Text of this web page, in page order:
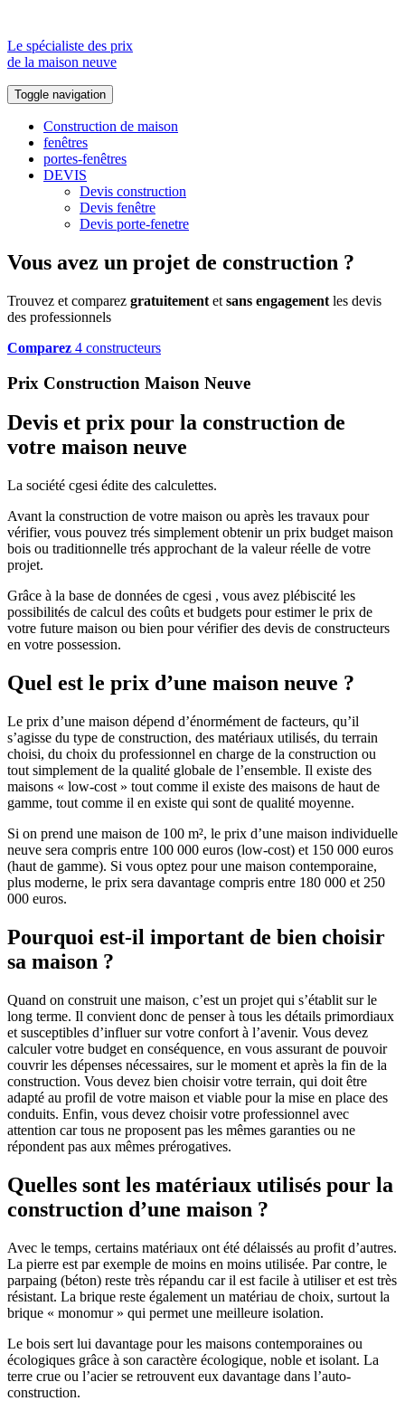
Le spécialiste des prix
de la maison neuve
Toggle navigation
Construction de maison
fenêtres
portes-fenêtres
DEVIS
Devis construction
Devis fenêtre
Devis porte-fenetre
Vous avez un projet de construction ?
Trouvez et comparez gratuitement et sans engagement les devis
des professionnels
Comparez 4 constructeurs
Prix Construction Maison Neuve
Devis et prix pour la construction de
votre maison neuve
La société cgesi édite des calculettes.
Avant la construction de votre maison ou après les travaux pour
vérifier, vous pouvez trés simplement obtenir un prix budget maison
bois ou traditionnelle trés approchant de la valeur réelle de votre
projet.
Grâce à la base de données de cgesi , vous avez plébiscité les
possibilités de calcul des coûts et budgets pour estimer le prix de
votre future maison ou bien pour vérifier des devis de constructeurs
en votre possession.
Quel est le prix d’une maison neuve ?
Le prix d’une maison dépend d’énormément de facteurs, qu’il
s’agisse du type de construction, des matériaux utilisés, du terrain
choisi, du choix du professionnel en charge de la construction ou
tout simplement de la qualité globale de l’ensemble. Il existe des
maisons « low-cost » tout comme il existe des maisons de haut de
gamme, tout comme il en existe qui sont de qualité moyenne.
Si on prend une maison de 100 m², le prix d’une maison individuelle
neuve sera compris entre 100 000 euros (low-cost) et 150 000 euros
(haut de gamme). Si vous optez pour une maison contemporaine,
plus moderne, le prix sera davantage compris entre 180 000 et 250
000 euros.
Pourquoi est-il important de bien choisir
sa maison ?
Quand on construit une maison, c’est un projet qui s’établit sur le
long terme. Il convient donc de penser à tous les détails primordiaux
et susceptibles d’influer sur votre confort à l’avenir. Vous devez
calculer votre budget en conséquence, en vous assurant de pouvoir
couvrir les dépenses nécessaires, sur le moment et après la fin de la
construction. Vous devez bien choisir votre terrain, qui doit être
adapté au profil de votre maison et viable pour la mise en place des
conduits. Enfin, vous devez choisir votre professionnel avec
attention car tous ne proposent pas les mêmes garanties ou ne
répondent pas aux mêmes prérogatives.
Quelles sont les matériaux utilisés pour la
construction d’une maison ?
Avec le temps, certains matériaux ont été délaissés au profit d’autres.
La pierre est par exemple de moins en moins utilisée. Par contre, le
parpaing (béton) reste très répandu car il est facile à utiliser et est très
résistant. La brique reste également un matériau de choix, surtout la
brique « monomur » qui permet une meilleure isolation.
Le bois sert lui davantage pour les maisons contemporaines ou
écologiques grâce à son caractère écologique, noble et isolant. La
terre crue ou l’acier se retrouvent eux davantage dans l’auto-
construction.